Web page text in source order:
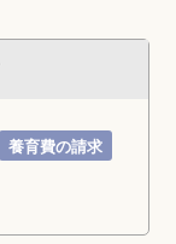
養育費の請求